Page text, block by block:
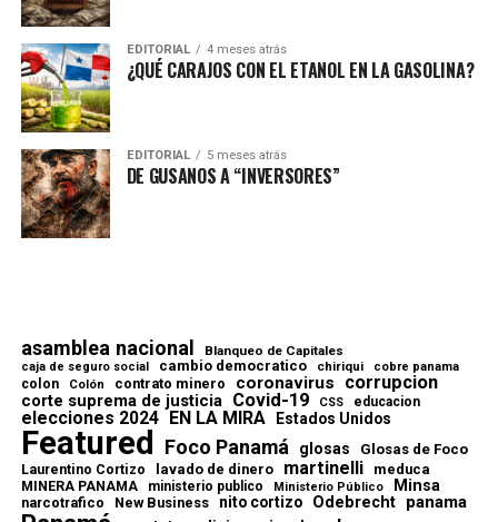
EDITORIAL 4 meses atrás
¿QUÉ CARAJOS CON EL ETANOL EN LA GASOLINA?
EDITORIAL 5 meses atrás
DE GUSANOS A “INVERSORES”
asamblea nacional Blanqueo de Capitales
caja de seguro social cambio democratico chiriqui cobre panama
colon Colón contrato minero coronavirus corrupcion
corte suprema de justicia Covid-19 CSS educacion
elecciones 2024 EN LA MIRA Estados Unidos
Featured Foco Panamá glosas Glosas de Foco
Laurentino Cortizo lavado de dinero martinelli meduca
MINERA PANAMA ministerio publico Ministerio Público Minsa
narcotrafico New Business nito cortizo Odebrecht panama